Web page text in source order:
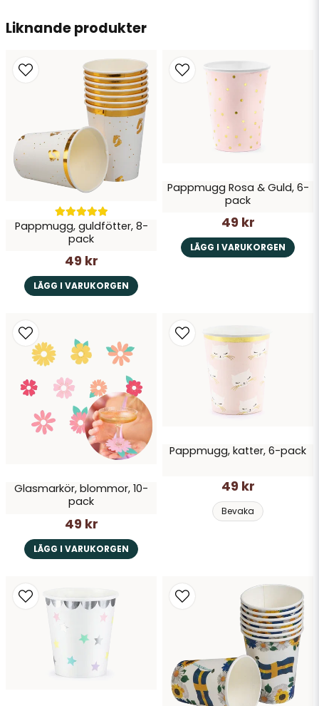
Skicka fråga
Liknande produkter
Pappmugg, guldfötter, 8-
pack
49 kr
LÄGG I VARUKORGEN
Pappmugg Rosa & Guld, 6-
pack
49 kr
LÄGG I VARUKORGEN
Glasmarkör, blommor, 10-
pack
49 kr
LÄGG I VARUKORGEN
Pappmugg, katter, 6-pack
49 kr
Bevaka